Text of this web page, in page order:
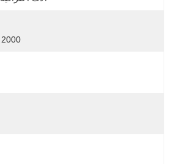
2000 دورة في الدقيقة للآلات